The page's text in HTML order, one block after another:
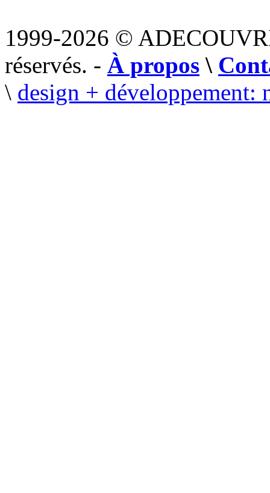
1999-2026 ©
réservés. - À propos \
\ design + développement: